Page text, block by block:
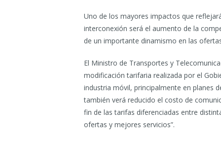
Uno de los mayores impactos que
interconexión será el aumento de la
de un importante dinamismo en las
El Ministro de Transportes y
modificación tarifaria realizada por el
industria móvil, principalmente en planes
también verá reducido el costo de
fin de las tarifas diferenciadas entre
ofertas y mejores servicios”.